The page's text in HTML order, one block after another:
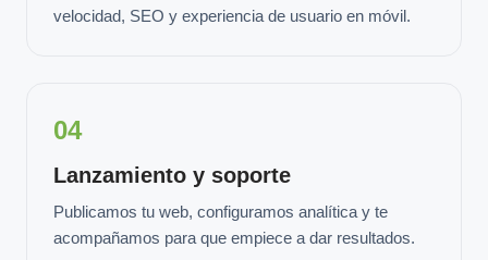
velocidad, SEO y experiencia de usuario en móvil.
04
Lanzamiento y soporte
Publicamos tu web, configuramos analítica y te
acompañamos para que empiece a dar resultados.